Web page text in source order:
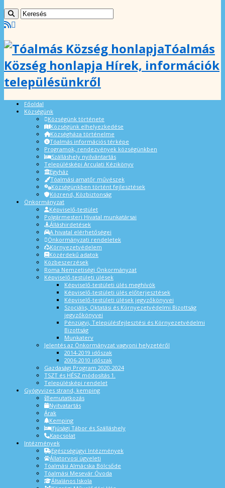
Tóalmás
Község honlapja Hírek, információk
településünkről
Főoldal
Községünk
Községünk története
Községünk elhelyezkedése
Községháza történelme
Tóalmás információs térképe
Programok, rendezvények községünkben
Szálláshely nyilvántartás
Településképi Arculati Kézikönyv
Egyház
Tóalmási amatőr művészek
Községünkben történt fejlesztések
Közrend, Közbiztonság
Önkormányzat
Képviselő-testület
Polgármesteri Hivatal munkatársai
Álláshirdetések
A hivatal elérhetőségei
Önkormányzati rendeletek
Környezetvédelem
Közérdekű adatok
Közbeszerzések
Roma Nemzetiségi Önkormányzat
Képviselő-testületi ülések
Képviselő-testületi ülés meghívók
Képviselő-testületi ülés előterjesztések
Képviselő-testületi ülések jegyzőkönyvei
Szociális, Oktatási és Környezetvédelmi Bizottság
jegyzőkönyvei
Pénzügyi, Településfejlesztési és Környezetvédelmi
Bizottság
Munkaterv
Jelentés az Önkormányzat vagyoni helyzetéről
2014-2019 időszak
2006-2010 időszak
Gazdasági Program 2020-2024
TSZT és HÉSZ módosítás 1.
Településképi rendelet
Gyógyvizes strand, kemping
Bemutatkozás
Nyitvatartás
Árak
Kemping
Ifjúsági Tábor és Szálláshely
Kapcsolat
Intézmények
Egészségügyi Intézmények
Állatorvosi ügyeleti
Tóalmási Almácska Bölcsőde
Tóalmási Mesevár Óvoda
Általános Iskola